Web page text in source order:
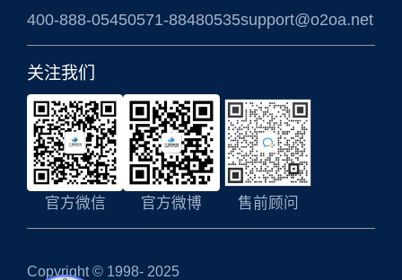
400-888-05450571-88480535support@o2oa.net
关注我们
官方微信 官方微博 售前顾问
Copyright © 1998- 2025